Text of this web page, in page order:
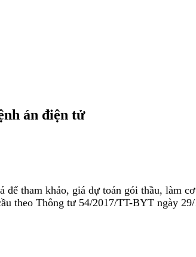
án điện tử
tham khảo, giá dự toán gói thầu, làm
theo Thông tư 54/2017/TT-BYT ngày